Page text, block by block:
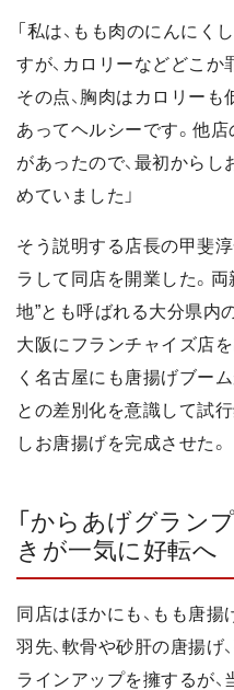
「私は、もも肉のにんに
すが、カロリーなどどこか
その点、胸肉はカロリーも
あってヘルシーです。他
があったので、最初から
めていました」
そう説明する店長の甲斐
ラして同店を開業した。
地”とも呼ばれる大分県内
大阪にフランチャイズ店を
く名古屋にも唐揚げブー
との差別化を意識して試
しお唐揚げを完成させた。
「からあげグラン
きが一気に好転へ
同店はほかにも、もも唐
羽先、軟骨や砂肝の唐揚げ
ラインアップを擁するが、